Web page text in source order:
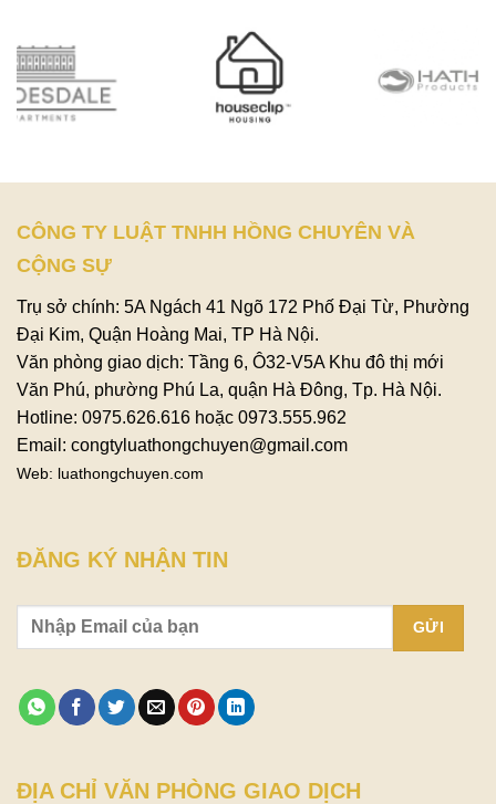
CÔNG TY LUẬT TNHH HỒNG CHUYÊN VÀ
CỘNG SỰ
Trụ sở chính: 5A Ngách 41 Ngõ 172 Phố Đại Từ, Phường
Đại Kim, Quận Hoàng Mai, TP Hà Nội.
Văn phòng giao dịch: Tầng 6, Ô32-V5A Khu đô thị mới
Văn Phú, phường Phú La, quận Hà Đông, Tp. Hà Nội.
Hotline: 0975.626.616 hoặc 0973.555.962
Email: congtyluathongchuyen@gmail.com
Web: luathongchuyen.com
ĐĂNG KÝ NHẬN TIN
ĐỊA CHỈ VĂN PHÒNG GIAO DỊCH